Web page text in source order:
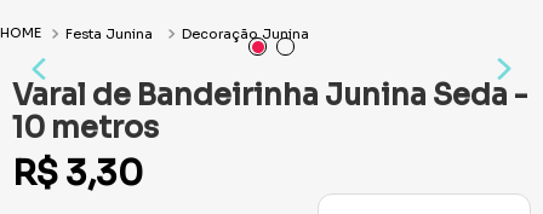
Festa Junina Decoração Junina
Varal de Bandeirinha Junina Seda -
10 metros
R$ 3,30